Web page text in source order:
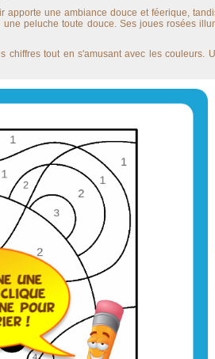
une ambiance douce et féerique,
peluche toute douce. Ses joues rosées
tout en s'amusant avec les couleurs.